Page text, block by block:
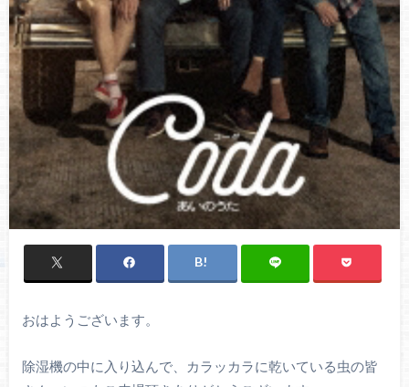
おはようございます。
除湿機の中に入り込んで、カラッカラに乾いている虫の皆